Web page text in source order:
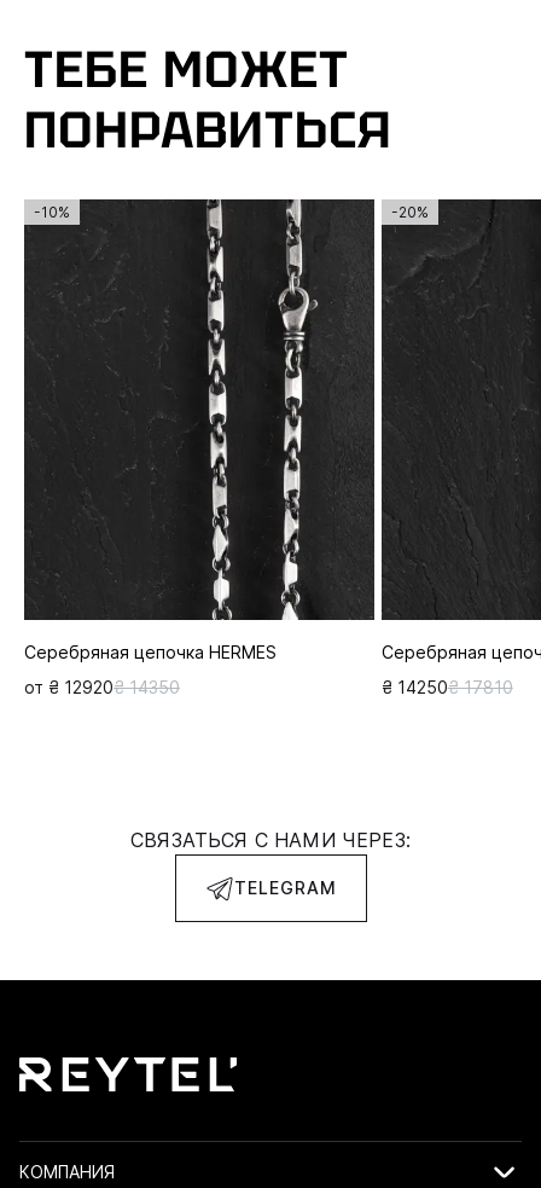
ТЕБЕ МОЖЕТ
ПОНРАВИТЬСЯ
-10%
Серебряная цепочка HERMES
от ₴ 12920₴ 14350
-20%
Серебряная
₴ 14250₴ 17810
СВЯЗАТЬСЯ С НАМИ ЧЕРЕЗ:
TELEGRAM
КОМПАНИЯ